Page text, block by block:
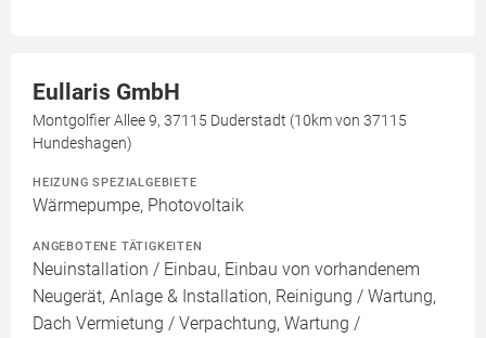
Eullaris GmbH
Montgolfier Allee 9, 37115 Duderstadt (10km von 37115
Hundeshagen)
HEIZUNG SPEZIALGEBIETE
Wärmepumpe, Photovoltaik
ANGEBOTENE TÄTIGKEITEN
Neuinstallation / Einbau, Einbau von vorhandenem
Neugerät, Anlage & Installation, Reinigung / Wartung,
Dach Vermietung / Verpachtung, Wartung /